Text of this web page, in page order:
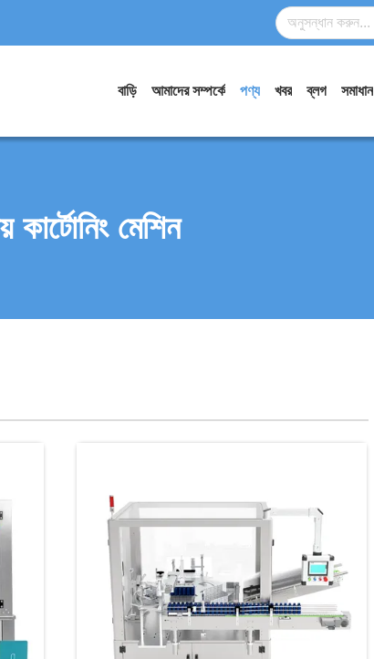
বাড়ি আমাদের সম্পর্কে পণ্য খবর ব্লগ সমাধান
কার্টোনিং মেশিন